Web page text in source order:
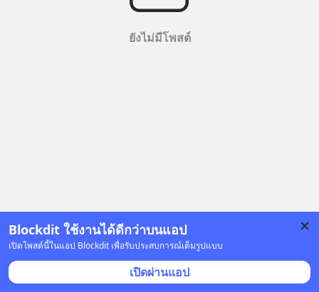
Blockdit ใช้งานได้ดีกว่าบนแอป
เปิดโพสต์นี้ในแอป Blockdit เพื่อรับประสบการณ์เต็มรูปแบบ
เปิดผ่านแอป
ยังไม่มีโพสต์